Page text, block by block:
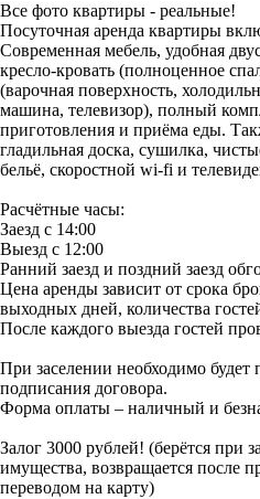
Все фото квартиры - реальные!
Посуточная аренда квартиры
Современная мебель, удобная
кресло-кровать (полноценное
(варочная поверхность,
машина, телевизор), полный
приготовления и приёма еды.
гладильная доска, сушилка,
бельё, скоростной wi-fi и
Расчётные часы:
Заезд с 14:00
Выезд с 12:00
Ранний заезд и поздний заезд
Цена аренды зависит от срока
выходных дней, количества
После каждого выезда гостей
При заселении необходимо будет
подписания договора.
Форма оплаты – наличный и
Залог 3000 рублей! (берётся при
имущества, возвращается после
переводом на карту)